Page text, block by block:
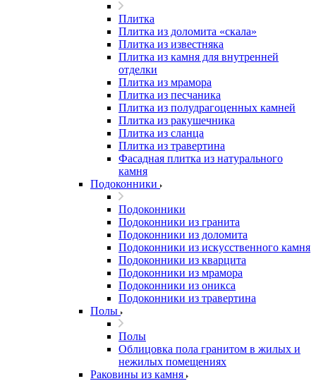
Плитка
Плитка из доломита «скала»
Плитка из известняка
Плитка из камня для внутренней
отделки
Плитка из мрамора
Плитка из песчаника
Плитка из полудрагоценных камней
Плитка из ракушечника
Плитка из сланца
Плитка из травертина
Фасадная плитка из натурального
камня
Подоконники
Подоконники
Подоконники из гранита
Подоконники из доломита
Подоконники из искусственного камня
Подоконники из кварцита
Подоконники из мрамора
Подоконники из оникса
Подоконники из травертина
Полы
Полы
Облицовка пола гранитом в жилых и
нежилых помещениях
Раковины из камня